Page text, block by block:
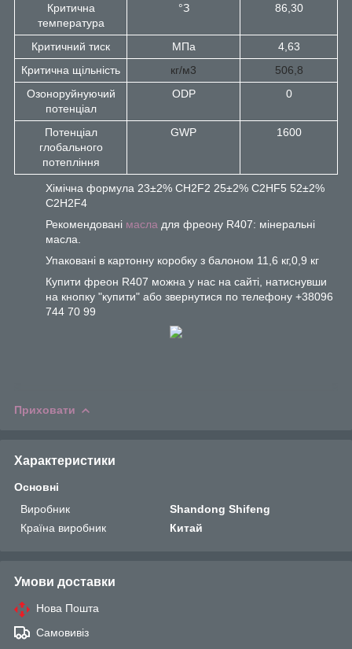
Критична
температура
°З 86,30
Критичний тиск МПа
4,63
Критична щільність
кг/м3
506,8
Озоноруйнуючий
потенціал
ODP 0
Потенціал
глобального
потепління
GWP 1600
Хімічна формула 23±2% CH2F2 25±2% C2HF5 52±2%
C2H2F4
Рекомендовані масла для фреону R407: мінеральні
масла.
Упаковані в картонну коробку з балоном 11,6 кг,0,9 кг
Купити фреон R407 можна у нас на сайті, натиснувши
на кнопку "купити" або звернутися по телефону +38096
744 70 99
Приховати
Характеристики
Основні
Виробник
Shandong Shifeng
Країна виробник
Китай
Умови доставки
Нова Пошта
Самовивіз